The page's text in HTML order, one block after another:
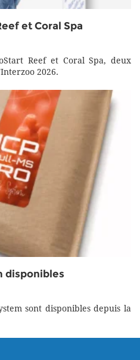
et Coral Spa
Reef et Coral Spa, deux
2026.
disponibles
sont disponibles depuis la